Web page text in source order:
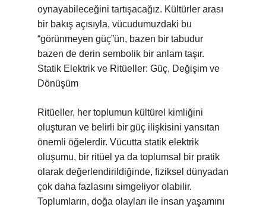
oynayabileceğini tartışacağız. Kültürler arası
bir bakış açısıyla, vücudumuzdaki bu
“görünmeyen güç”ün, bazen bir tabudur
bazen de derin sembolik bir anlam taşır.
Statik Elektrik ve Ritüeller: Güç, Değişim ve
Dönüşüm
Ritüeller, her toplumun kültürel kimliğini
oluşturan ve belirli bir güç ilişkisini yansıtan
önemli öğelerdir. Vücutta statik elektrik
oluşumu, bir ritüel ya da toplumsal bir pratik
olarak değerlendirildiğinde, fiziksel dünyadan
çok daha fazlasını simgeliyor olabilir.
Toplumların, doğa olayları ile insan yaşamını